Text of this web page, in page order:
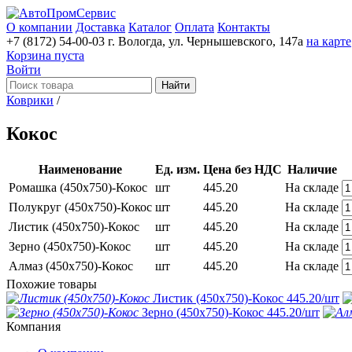
О компании Доставка Каталог Оплата Контакты
+7 (8172) 54-00-03 г. Вологда, ул. Чернышевского, 147а на карте
Корзина пуста
Войти
Найти
Коврики /
Кокос
Наименование Ед. изм. Цена без НДС Наличие
Ромашка (450х750)-Кокос шт 445.20 На складе
Полукруг (450х750)-Кокос шт 445.20 На складе
Листик (450х750)-Кокос шт 445.20 На складе
Зерно (450х750)-Кокос шт 445.20 На складе
Алмаз (450х750)-Кокос шт 445.20 На складе
Похожие товары
Листик (450х750)-Кокос 445.20/шт
Зерно (450х750)-Кокос 445.20/шт
Компания